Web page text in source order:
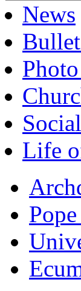
News
Life